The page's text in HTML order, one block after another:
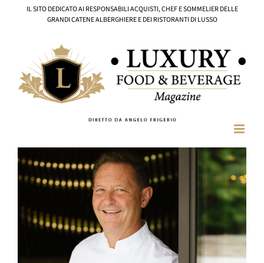
IL SITO DEDICATO AI RESPONSABILI ACQUISTI, CHEF E SOMMELIER DELLE
GRANDI CATENE ALBERGHIERE E DEI RISTORANTI DI LUSSO
immagine